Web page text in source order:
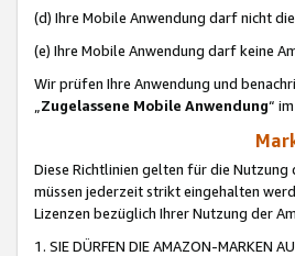
(d) Ihre Mobile Anwendung darf nicht
(e) Ihre Mobile Anwendung darf keine
Wir prüfen Ihre Anwendung und
„Zugelassene Mobile Anwendung“
Diese Richtlinien gelten für die
müssen jederzeit strikt eingehalten
Lizenzen bezüglich Ihrer Nutzung der
1. SIE DÜRFEN DIE AMAZON-MARKEN